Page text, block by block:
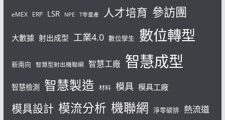
eMEX ERP LSR NPE T零量產 人才培育 參訪團
大數據 射出成型 工業4.0 數位孿生 數位轉型
新南向 智慧型射出機聯網 智慧工廠 智慧成型
智慧檢測 智慧製造 材料 模具 模具工廠
模具設計 模流分析 機聯網 淨零碳排 熱流道